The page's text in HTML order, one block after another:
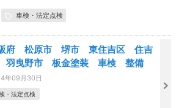
車検・法定点検
府 松原市 堺市 東住吉区 住吉
羽曳野市 板金塗装 車検 整備
年09月30日
・法定点検